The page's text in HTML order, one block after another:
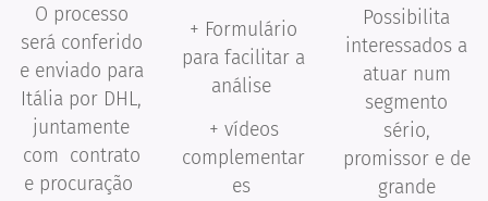
O processo
será conferido
e enviado para
Itália por DHL,
juntamente
com contrato
e procuração
+ Formulário
para facilitar a
análise
+ vídeos
complementar
es
Possibilita
interessados a
atuar num
segmento
sério,
promissor e de
grande